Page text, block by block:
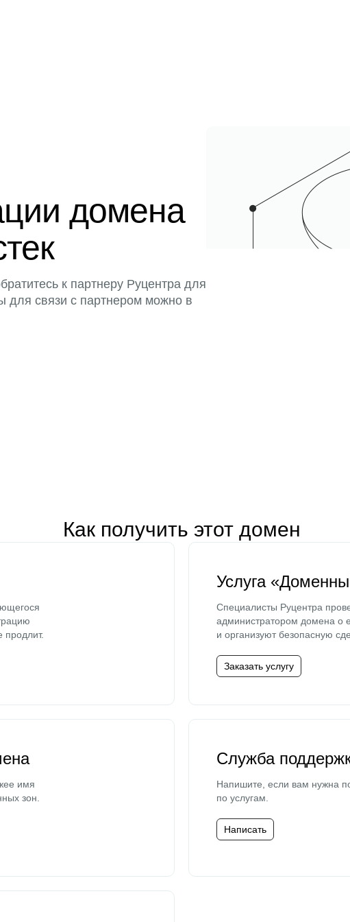
домена
к партнеру Руцентра для
для связи с партнером можно в
Как получить этот домен
продлит.
Услуга
Специалисты Руцентра
администратором домена о
и организуют безопасную
Заказать услугу
имя
зон.
Служба
Напишите, если вам нужна
по услугам.
Написать